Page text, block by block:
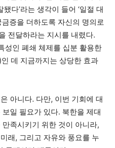
다’라는 생각이 들어 ‘일절 대
증을 더하도록 자신의 명의로
전달하라는 지시를 내렸다.
성인 폐쇄 체제를 십분 활용한
데 지금까지는 상당한 효과
아니다. 다만, 이번 기회에 대
일 필요가 있다. 북한을 제대
족시키기 위한 것이 아니라,
래, 그리고 자유와 풍요를 누